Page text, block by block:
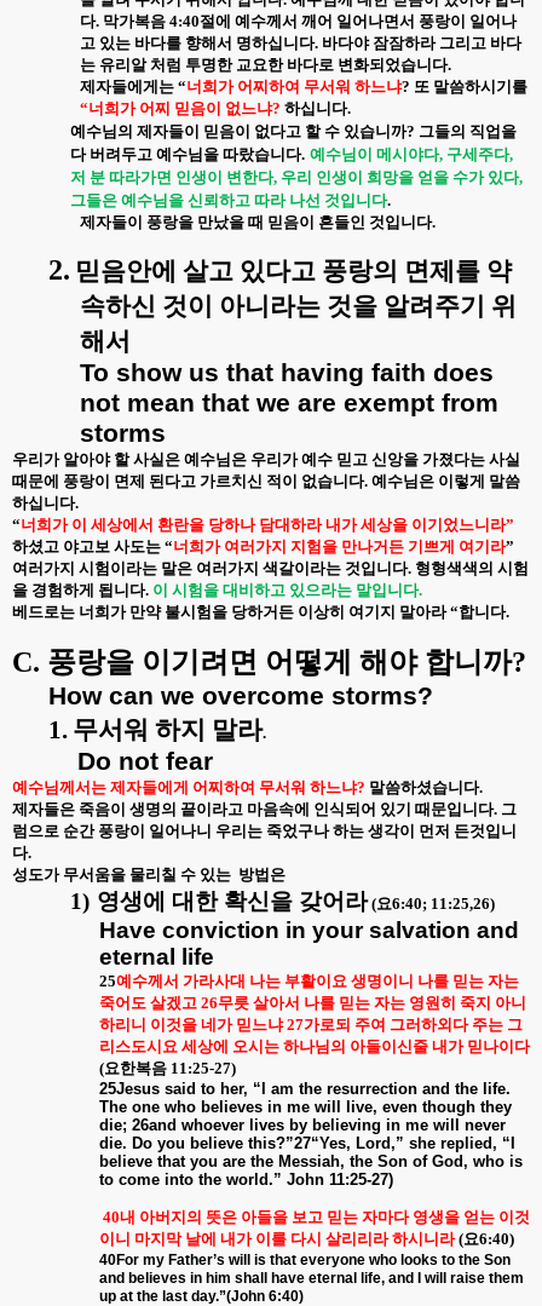
다. 막가복음 4:40절에 예수께서 깨어 일어나면서 풍랑이 일어나
고 있는 바다를 향해서 명하십니다. 바다야 잠잠하라 그리고 바다
는 유리알 처럼 투명한 교요한 바다로 변화되었습니다.
제자들에게는 “너희가 어찌하여 무서워 하느냐? 또 말씀하시기를
“너희가 어찌 믿음이 없느냐? 하십니다.
예수님의 제자들이 믿음이 없다고 할 수 있습니까? 그들의 직업을
다 버려두고 예수님을 따랐습니다. 예수님이 메시야다, 구세주다,
저 분 따라가면 인생이 변한다, 우리 인생이 희망을 얻을 수가 있다,
그들은 예수님을 신뢰하고 따라 나선 것입니다.
제자들이 풍랑을 만났을 때 믿음이 흔들인 것입니다.
2. 믿음안에 살고 있다고 풍랑의 면제를 약
속하신 것이 아니라는 것을 알려주기 위
해서
To show us that having faith does
not mean that we are exempt from
storms
우리가 알아야 할 사실은 예수님은 우리가 예수 믿고 신앙을 가졌다는 사실
때문에 풍랑이 면제 된다고 가르치신 적이 없습니다. 예수님은 이렇게 말씀
하십니다.
“너희가 이 세상에서 환란을 당하나 담대하라 내가 세상을 이기었느니라”
하셨고 야고보 사도는 “너희가 여러가지 지험을 만나거든 기쁘게 여기라”
여러가지 시험이라는 말은 여러가지 색갈이라는 것입니다. 형형색색의 시험
을 경험하게 됩니다. 이 시험을 대비하고 있으라는 말입니다.
베드로는 너희가 만약 불시험을 당하거든 이상히 여기지 말아라 “합니다.
C. 풍랑을 이기려면 어떻게 해야 합니까?
How can we overcome storms?
1. 무서워 하지 말라.
Do not fear
예수님께서는 제자들에게 어찌하여 무서워 하느냐? 말씀하셨습니다.
제자들은 죽음이 생명의 끝이라고 마음속에 인식되어 있기 때문입니다. 그
럼으로 순간 풍랑이 일어나니 우리는 죽었구나 하는 생각이 먼저 든것입니
다.
성도가 무서움을 물리칠 수 있는 방법은
1) 영생에 대한 확신을 갖어라(요6:40; 11:25,26)
Have conviction in your salvation and
eternal life
25예수께서 가라사대 나는 부활이요 생명이니 나를 믿는 자는
죽어도 살겠고 26무릇 살아서 나를 믿는 자는 영원히 죽지 아니
하리니 이것을 네가 믿느냐 27가로되 주여 그러하외다 주는 그
리스도시요 세상에 오시는 하나님의 아들이신줄 내가 믿나이다
(요한복음 11:25-27)
25Jesus said to her, “I am the resurrection and the life.
The one who believes in me will live, even though they
die; 26and whoever lives by believing in me will never
die. Do you believe this?”27“Yes, Lord,” she replied, “I
believe that you are the Messiah, the Son of God, who is
to come into the world.” John 11:25-27)
40내 아버지의 뜻은 아들을 보고 믿는 자마다 영생을 얻는 이것
이니 마지막 날에 내가 이를 다시 살리리라 하시니라(요6:40)
40For my Father’s will is that everyone who looks to the Son
and believes in him shall have eternal life, and I will raise them
up at the last day.”(John 6:40)